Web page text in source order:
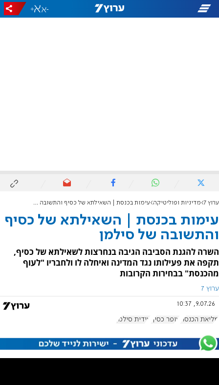
-
+
ערוץ 7 מדיניות ופוליטיקה עימות בכנסת | השאילתא של כסיף והתשובה של סילמן
עימות בכנסת | השאילתא של כסיף
והתשובה של סילמן
השרה להגנת הסביבה הגיבה בנחרצות לשאילתא של כסיף,
תקפה את פעילותו נגד המדינה ואיחלה לו ולחבריו "לעוף
מהכנסת" בבחירות הקרובות
ערוץ 7
9.07.26, 10:37
מליאת הכנסת עופר כסיף עידית סילמן